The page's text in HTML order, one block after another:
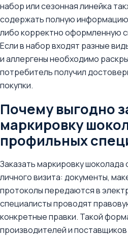
набор или сезонная линейка
содержать полную
либо корректно оформленную
Если в набор входят разные
и аллергены необходимо
потребитель получил
покупки.
Почему выгодно
маркировку
профильных
Заказать маркировку
личного визита: документы,
протоколы передаются в
специалисты проводят
конкретные правки. Такой
производителей и поставщиков